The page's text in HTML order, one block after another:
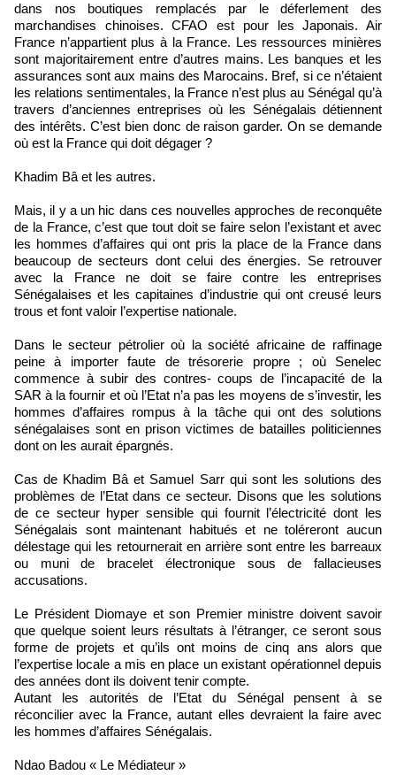
dans nos boutiques remplacés par le déferlement des
marchandises chinoises. CFAO est pour les Japonais. Air
France n’appartient plus à la France. Les ressources minières
sont majoritairement entre d’autres mains. Les banques et les
assurances sont aux mains des Marocains. Bref, si ce n’étaient
les relations sentimentales, la France n’est plus au Sénégal qu’à
travers d’anciennes entreprises où les Sénégalais détiennent
des intérêts. C’est bien donc de raison garder. On se demande
où est la France qui doit dégager ?
Khadim Bâ et les autres.
Mais, il y a un hic dans ces nouvelles approches de reconquête
de la France, c’est que tout doit se faire selon l’existant et avec
les hommes d’affaires qui ont pris la place de la France dans
beaucoup de secteurs dont celui des énergies. Se retrouver
avec la France ne doit se faire contre les entreprises
Sénégalaises et les capitaines d’industrie qui ont creusé leurs
trous et font valoir l’expertise nationale.
Dans le secteur pétrolier où la société africaine de raffinage
peine à importer faute de trésorerie propre ; où Senelec
commence à subir des contres- coups de l’incapacité de la
SAR à la fournir et où l’Etat n’a pas les moyens de s’investir, les
hommes d’affaires rompus à la tâche qui ont des solutions
sénégalaises sont en prison victimes de batailles politiciennes
dont on les aurait épargnés.
Cas de Khadim Bâ et Samuel Sarr qui sont les solutions des
problèmes de l’Etat dans ce secteur. Disons que les solutions
de ce secteur hyper sensible qui fournit l’électricité dont les
Sénégalais sont maintenant habitués et ne toléreront aucun
délestage qui les retournerait en arrière sont entre les barreaux
ou muni de bracelet électronique sous de fallacieuses
accusations.
Le Président Diomaye et son Premier ministre doivent savoir
que quelque soient leurs résultats à l’étranger, ce seront sous
forme de projets et qu’ils ont moins de cinq ans alors que
l’expertise locale a mis en place un existant opérationnel depuis
des années dont ils doivent tenir compte.
Autant les autorités de l’Etat du Sénégal pensent à se
réconcilier avec la France, autant elles devraient la faire avec
les hommes d’affaires Sénégalais.
Ndao Badou « Le Médiateur »